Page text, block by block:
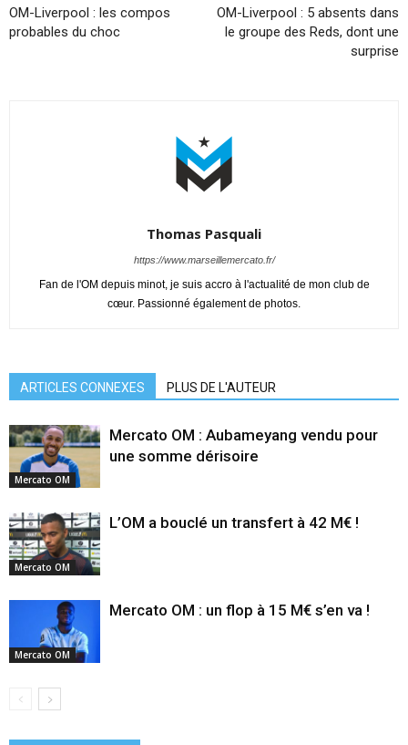
OM-Liverpool : les compos
probables du choc
OM-Liverpool : 5 absents dans
le groupe des Reds, dont une
surprise
Thomas Pasquali
https://www.marseillemercato.fr/
Fan de l'OM depuis minot, je suis accro à l'actualité de mon club de
cœur. Passionné également de photos.
ARTICLES CONNEXES PLUS DE L'AUTEUR
Mercato OM
Mercato OM : Aubameyang vendu pour
une somme dérisoire
Mercato OM
L’OM a bouclé un transfert à 42 M€ !
Mercato OM
Mercato OM : un flop à 15 M€ s’en va !